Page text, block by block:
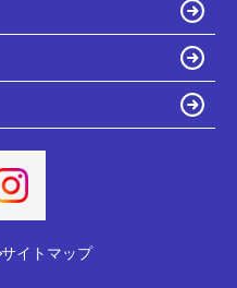
サイトマップ